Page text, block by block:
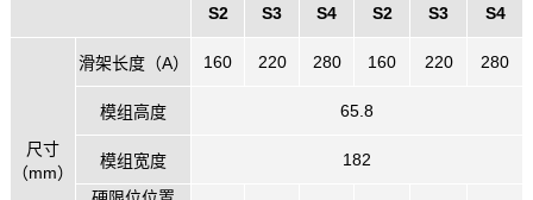
S2 S3 S4 S2 S3 S4
尺寸
（mm）
滑架长度（A） 160 220 280 160 220 280
模组高度 65.8
模组宽度
182